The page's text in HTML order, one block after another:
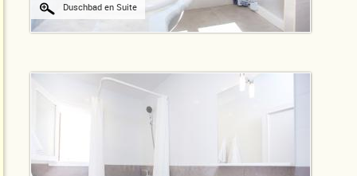
Duschbad en Suite